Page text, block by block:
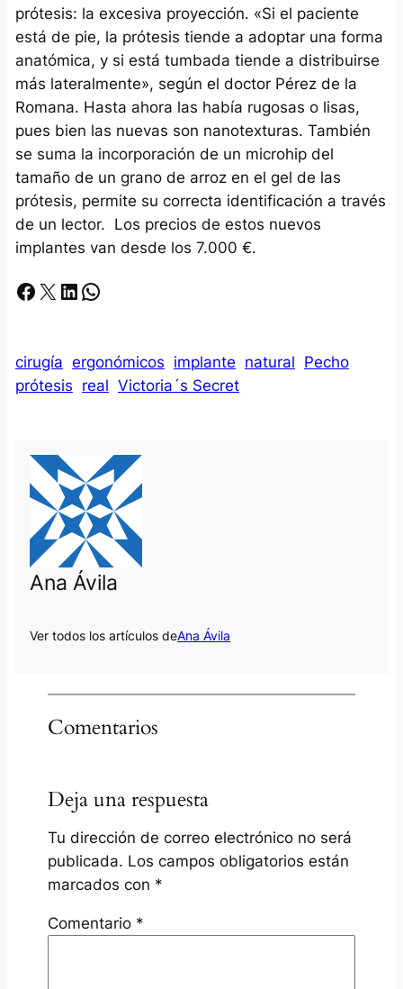
prótesis: la excesiva proyección. «Si el paciente
está de pie, la prótesis tiende a adoptar una forma
anatómica, y si está tumbada tiende a distribuirse
más lateralmente», según el doctor Pérez de la
Romana. Hasta ahora las había rugosas o lisas,
pues bien las nuevas son nanotexturas. También
se suma la incorporación de un microhip del
tamaño de un grano de arroz en el gel de las
prótesis, permite su correcta identificación a través
de un lector. Los precios de estos nuevos
implantes van desde los 7.000 €.
Facebook X LinkedIn Whatsapp
cirugía ergonómicos implante natural Pecho
prótesis real Victoria´s Secret
Ana Ávila
Ver todos los artículos deAna Ávila
Comentarios
Deja una respuesta
Tu dirección de correo electrónico no será
publicada. Los campos obligatorios están
marcados con *
Comentario *